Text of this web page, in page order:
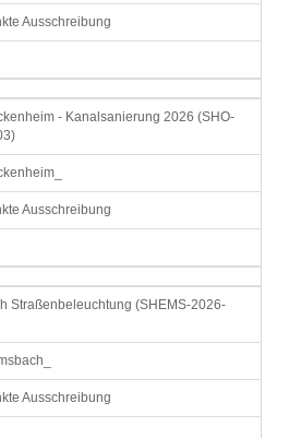
Ausschreibung
- Kanalsanierung 2026 (SHO-
Ausschreibung
Straßenbeleuchtung (SHEMS-2026-
Ausschreibung